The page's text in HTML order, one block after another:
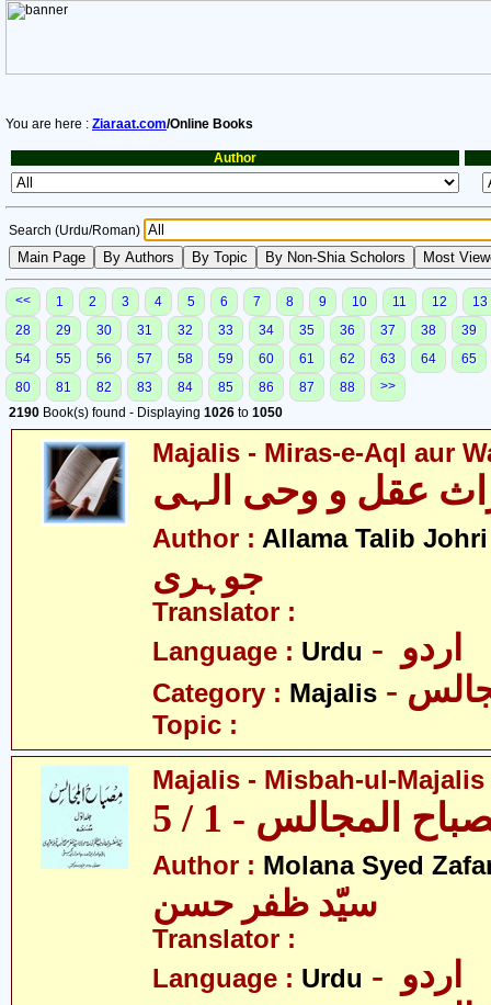
You are here : Ziaraat.com/Online Books
Author
Search (Urdu/Roman)
<< 1 2 3 4 5 6 7 8 9 10 11 12
13
28
29 30 31 32 33 34 35 36 37 38
39
54
55 56 57 58 59 60 61 62 63 64
65
80
81 82 83 84 85 86 87 88
>>
2190 Book(s) found - Displaying 1026 to 1050
Majalis - Miras-e-Aql aur
عقل و وحی الہی
Author : Allama Talib Johri
جوہری
Translator :
Language : Urdu
Category : Majalis
Topic :
Majalis - Misbah-ul-Majalis
المجالس - 1 / 5
Author : Molana Syed
سیّد ظفر حسن
Translator :
Language : Urdu